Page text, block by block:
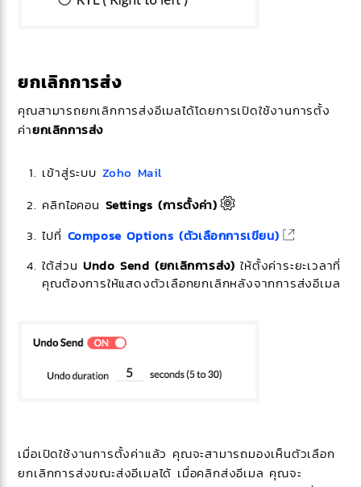
ยกเลิกการส่ง
คุณสามารถยกเลิกการส่งอีเมลได้โดยการเปิดใช้งานการตั้ง
ค่ายกเลิกการส่ง
เข้าสู่ระบบ Zoho Mail
คลิกไอคอน Settings (การตั้งค่า)
ไปที่ Compose Options (ตัวเลือกการเขียน)
ใต้ส่วนUndo Send (ยกเลิกการส่ง) ให้ตั้งค่าระยะเวลาที่
คุณต้องการให้แสดงตัวเลือกยกเลิกหลังจากการส่งอีเมล
เมื่อเปิดใช้งานการตั้งค่าแล้ว คุณจะสามารถมองเห็นตัวเลือก
ยกเลิกการส่งขณะส่งอีเมลได้ เมื่อคลิกส่งอีเมล คุณจะ